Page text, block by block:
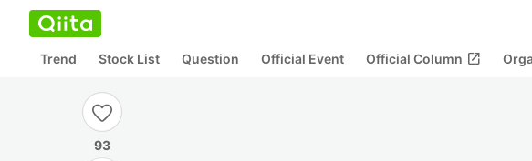
Trend Stock List Question Official Event Official Column open_in_new
93